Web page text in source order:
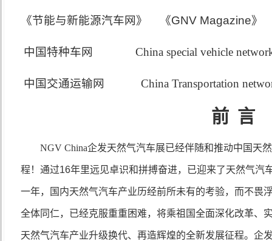
《节能与新能源汽车网》 《GNV Magazine》
中国特种车网 China special vehicle
中国交通运输网 China Transportation
前 言
NGV China企发天然气汽车展已经伴随和推动中国天
程！通过16年里远见卓识和拼搏奋进，已迎来了天然气汽
一年，国内天然气汽车产业历经前所未有的考验，而不畏
全体同仁，已经克服重重困难，将乘祖国全面深化改革、
天然气汽车产业升级换代、再造辉煌的全新发展征程。企